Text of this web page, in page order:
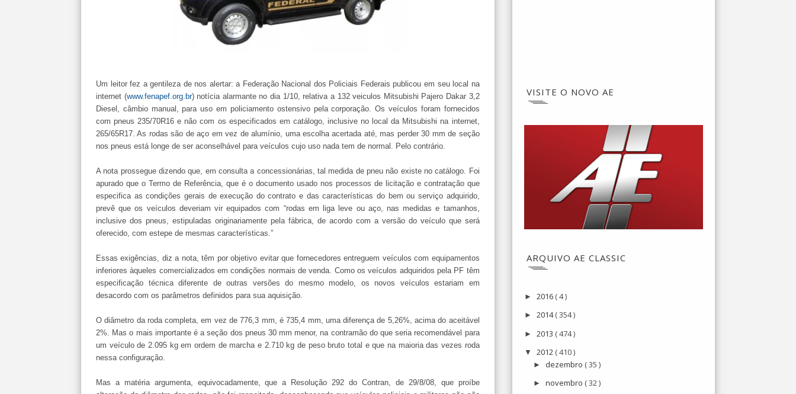
Um leitor fez a gentileza de nos alertar: a Federação Nacional dos Policiais Federais publicou em seu local na
internet (www.fenapef.org.br) notícia alarmante no dia 1/10, relativa a 132 veiculos Mitsubishi Pajero Dakar 3,2
Diesel, câmbio manual, para uso em policiamento ostensivo pela corporação. Os veículos foram fornecidos
com pneus 235/70R16 e não com os especificados em catálogo, inclusive no local da Mitsubishi na internet,
265/65R17. As rodas são de aço em vez de alumínio, uma escolha acertada até, mas perder 30 mm de seção
nos pneus está longe de ser aconselhável para veículos cujo uso nada tem de normal. Pelo contrário.
A nota prossegue dizendo que, em consulta a concessionárias, tal medida de pneu não existe no catálogo. Foi
apurado que o Termo de Referência, que é o documento usado nos processos de licitação e contratação que
especifica as condições gerais de execução do contrato e das características do bem ou serviço adquirido,
prevê que os veículos deveriam vir equipados com “rodas em liga leve ou aço, nas medidas e tamanhos,
inclusive dos pneus, estipuladas originariamente pela fábrica, de acordo com a versão do veículo que será
oferecido, com estepe de mesmas características.”
Essas exigências, diz a nota, têm por objetivo evitar que fornecedores entreguem veículos com equipamentos
inferiores àqueles comercializados em condições normais de venda. Como os veículos adquiridos pela PF têm
especificação técnica diferente de outras versões do mesmo modelo, os novos veículos estariam em
desacordo com os parâmetros definidos para sua aquisição.
O diâmetro da roda completa, em vez de 776,3 mm, é 735,4 mm, uma diferença de 5,26%, acima do aceitável
2%. Mas o mais importante é a seção dos pneus 30 mm menor, na contramão do que seria recomendável para
um veículo de 2.095 kg em ordem de marcha e 2.710 kg de peso bruto total e que na maioria das vezes roda
nessa configuração.
Mas a matéria argumenta, equivocadamente, que a Resolução 292 do Contran, de 29/8/08, que proíbe
VISITE O NOVO AE
ARQUIVO AE CLASSIC
► 2016 ( 4 )
► 2014( 354 )
► 2013 ( 474 )
▼ 2012 ( 410 )
► dezembro ( 35 )
►novembro ( 32 )